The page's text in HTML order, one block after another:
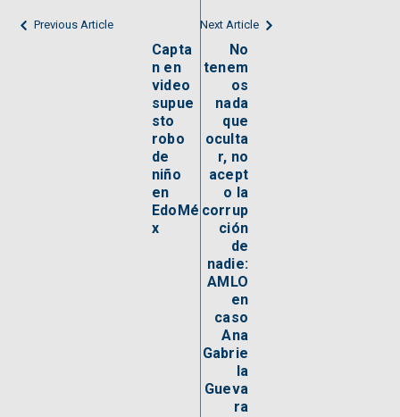
Previous Article
Capta
n en
video
supue
sto
robo
de
niño
en
EdoMé
x
Next Article
No
tenem
os
nada
que
oculta
r, no
acept
o la
corrup
ción
de
nadie:
AMLO
en
caso
Ana
Gabrie
la
Gueva
ra